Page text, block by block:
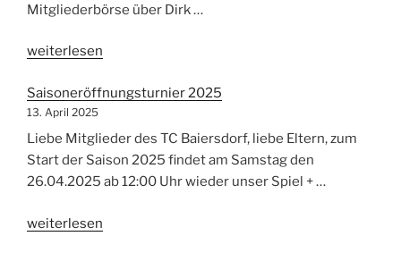
Mitgliederbörse über Dirk …
„Tennisclub
weiterlesen
Saisoneröffnungsturnier 2025
13. April 2025
Liebe Mitglieder des TC Baiersdorf, liebe Eltern, zum
Start der Saison 2025 findet am Samstag den
26.04.2025 ab 12:00 Uhr wieder unser Spiel + …
„Saisoneröffnungsturnier
weiterlesen